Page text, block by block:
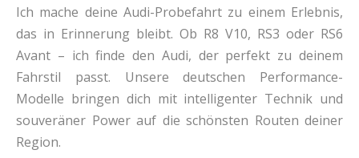
Ich mache deine Audi-Probefahrt zu einem Erlebnis,
das in Erinnerung bleibt. Ob R8 V10, RS3 oder RS6
Avant – ich finde den Audi, der perfekt zu deinem
Fahrstil passt. Unsere deutschen Performance-
Modelle bringen dich mit intelligenter Technik und
souveräner Power auf die schönsten Routen deiner
Region.